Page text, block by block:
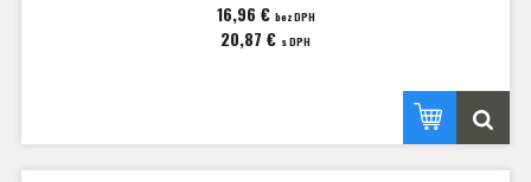
16,96 € bez DPH
20,87 € s DPH